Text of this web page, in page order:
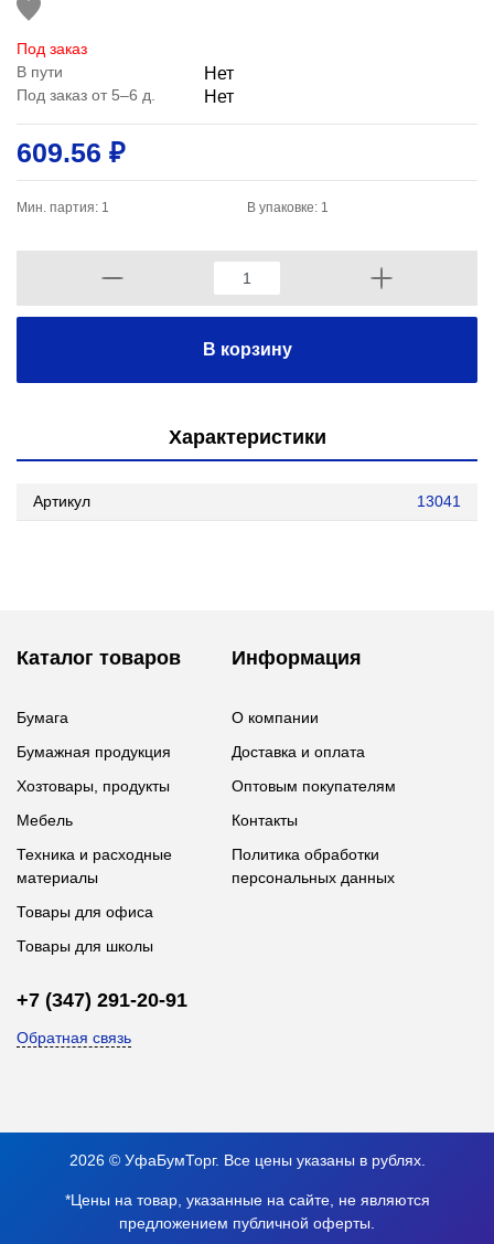
Под заказ
В пути
Нет
Под заказ от 5–6 д. Нет
609.56 ₽
Мин. партия: 1 В упаковке: 1
В корзину
Характеристики
Артикул 13041
Каталог товаров
Бумага
Бумажная продукция
Хозтовары, продукты
Мебель
Техника и расходные
материалы
Товары для офиса
Товары для школы
Информация
О компании
Доставка и оплата
Оптовым покупателям
Контакты
Политика обработки
персональных данных
+7 (347) 291-20-91
Обратная связь
2026 © УфаБумТорг. Все цены указаны в рублях.
*Цены на товар, указанные на сайте, не являются
предложением публичной оферты.